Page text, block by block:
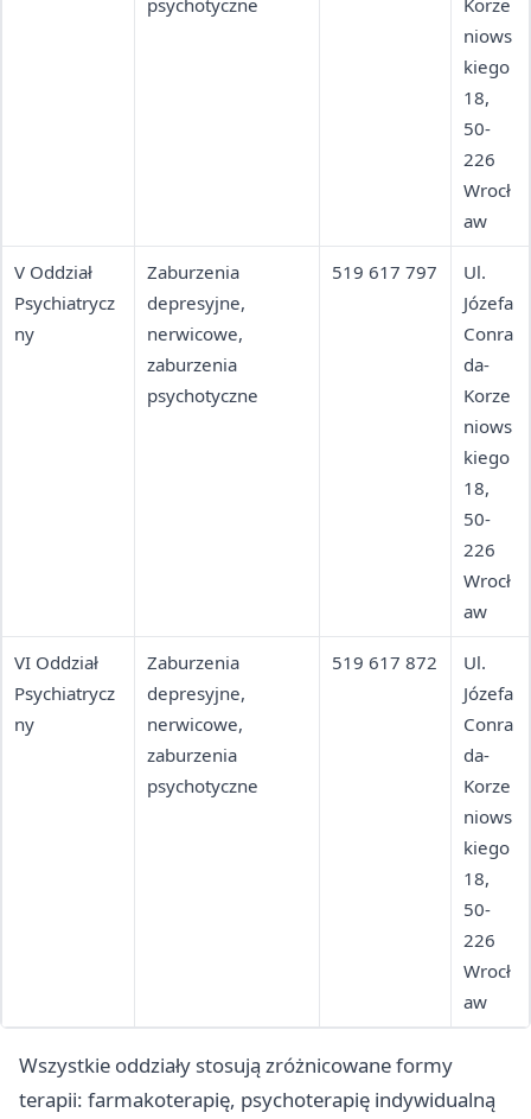
psychotyczne
Korze
niows
kiego
18,
50-
226
Wrocł
aw
V Oddział
Psychiatrycz
ny
Zaburzenia
depresyjne,
nerwicowe,
zaburzenia
psychotyczne
519 617 797
Ul.
Józefa
Conra
da-
Korze
niows
kiego
18,
50-
226
Wrocł
aw
VI Oddział
Psychiatrycz
ny
Zaburzenia
depresyjne,
nerwicowe,
zaburzenia
psychotyczne
519 617 872
Ul.
Józefa
Conra
da-
Korze
niows
kiego
18,
50-
226
Wrocł
aw
Wszystkie oddziały stosują zróżnicowane formy
terapii: farmakoterapię, psychoterapię indywidualną